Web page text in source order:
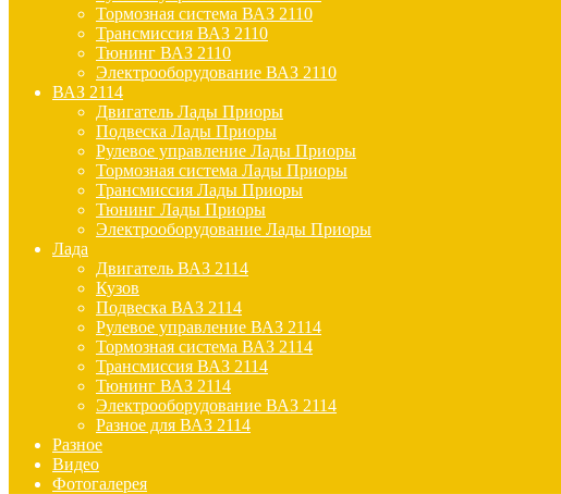
Тормозная система ВАЗ 2110
Трансмиссия ВАЗ 2110
Тюнинг ВАЗ 2110
Электрооборудование ВАЗ 2110
ВАЗ 2114
Двигатель Лады Приоры
Подвеска Лады Приоры
Рулевое управление Лады Приоры
Тормозная система Лады Приоры
Трансмиссия Лады Приоры
Тюнинг Лады Приоры
Электрооборудование Лады Приоры
Лада
Двигатель ВАЗ 2114
Кузов
Подвеска ВАЗ 2114
Рулевое управление ВАЗ 2114
Тормозная система ВАЗ 2114
Трансмиссия ВАЗ 2114
Тюнинг ВАЗ 2114
Электрооборудование ВАЗ 2114
Разное для ВАЗ 2114
Разное
Видео
Фотогалерея